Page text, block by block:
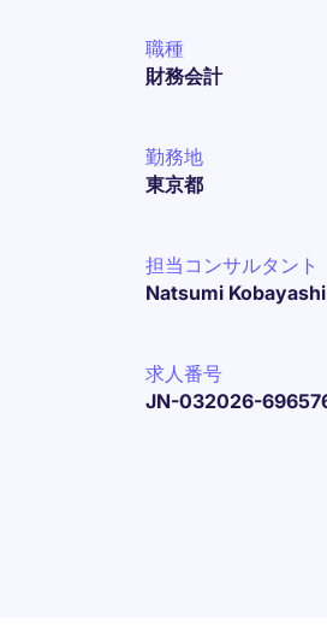
職種
財務会計
勤務地
東京都
担当コンサルタント
Natsumi Kobayashi
求人番号
JN-032026-